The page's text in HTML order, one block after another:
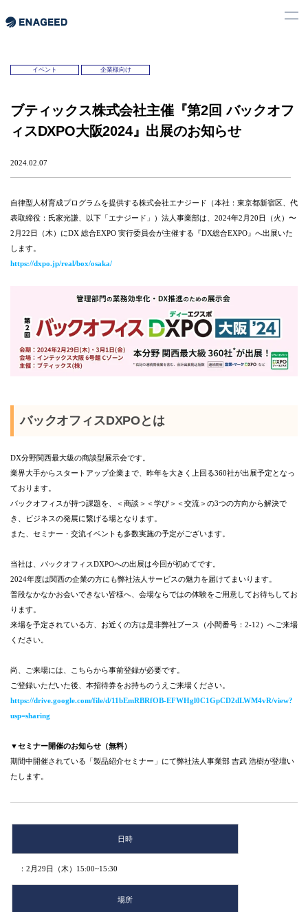
イベント 企業様向け
ブティックス株式会社主催『第2回 バックオフ
ィスDXPO大阪2024』出展のお知らせ
2024.02.07
自律型人材育成プログラムを提供する株式会社エナジード（本社：東京都新宿区、代
表取締役：氏家光謙、以下「エナジード」）法人事業部は、2024年2月20日（火）〜
2月22日（木）にDX 総合EXPO 実行委員会が主催する『DX総合EXPO』へ出展いた
します。
https://dxpo.jp/real/box/osaka/
バックオフィスDXPOとは
DX分野関西最大級の商談型展示会です。
業界大手からスタートアップ企業まで、昨年を大きく上回る360社が出展予定となっ
ております。
バックオフィスが持つ課題を、＜商談＞＜学び＞＜交流＞の3つの方向から解決で
き、ビジネスの発展に繋げる場となります。
また、セミナー・交流イベントも多数実施の予定がございます。
当社は、バックオフィスDXPOへの出展は今回が初めてです。
2024年度は関西の企業の方にも弊社法人サービスの魅力を届けてまいります。
普段なかなかお会いできない皆様へ、会場ならではの体験をご用意してお待ちしてお
ります。
来場を予定されている方、お近くの方は是非弊社ブース（小間番号：2-12）へご来場
ください。
尚、ご来場には、こちらから事前登録が必要です。
ご登録いただいた後、本招待券をお持ちのうえご来場ください。
https://drive.google.com/file/d/11bEmRBRfOB-EFWHgl0C1GpCD2dLWM4vR/view?
usp=sharing
▼セミナー開催のお知らせ（無料）
期間中開催されている「製品紹介セミナー」にて弊社法人事業部 吉武 浩樹が登壇い
たします。
日時
：2月29日（木）15:00~15:30
場所